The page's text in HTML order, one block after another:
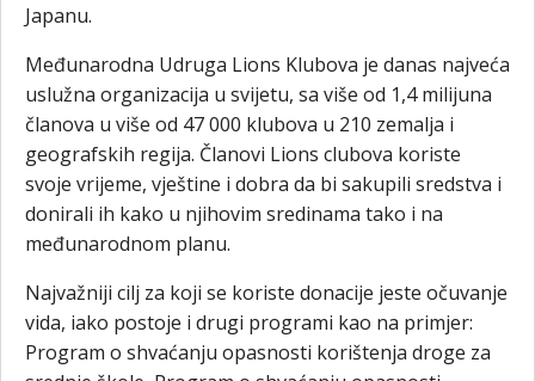
Japanu.
Međunarodna Udruga Lions Klubova je danas najveća
uslužna organizacija u svijetu, sa više od 1,4 milijuna
članova u više od 47 000 klubova u 210 zemalja i
geografskih regija. Članovi Lions clubova koriste
svoje vrijeme, vještine i dobra da bi sakupili sredstva i
donirali ih kako u njihovim sredinama tako i na
međunarodnom planu.
Najvažniji cilj za koji se koriste donacije jeste očuvanje
vida, iako postoje i drugi programi kao na primjer:
Program o shvaćanju opasnosti korištenja droge za